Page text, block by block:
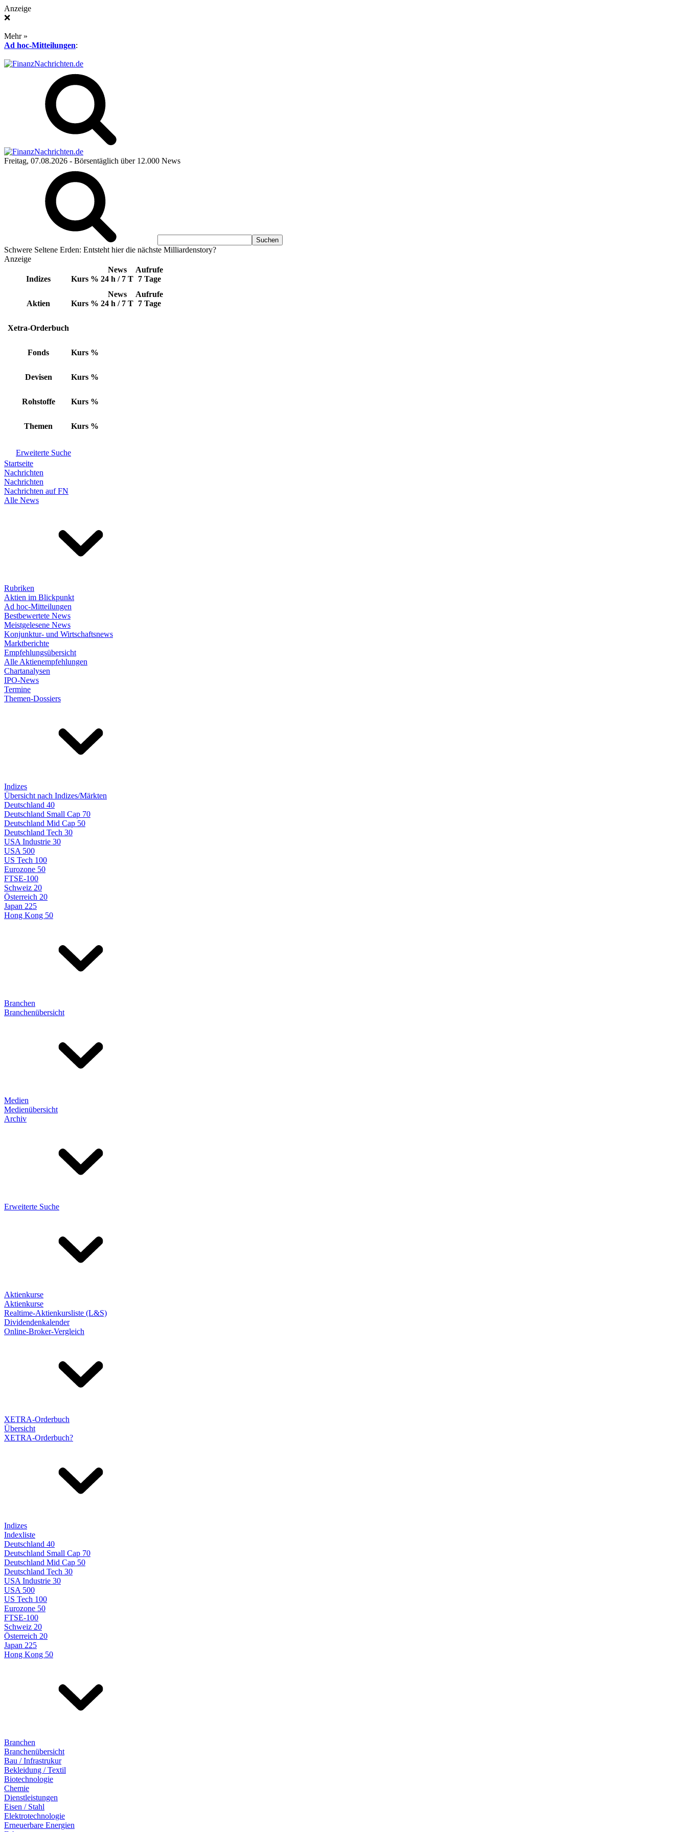
Anzeige
❌
Mehr »
Ad hoc-Mitteilungen:
Freitag, 07.08.2026 - Börsentäglich über 12.000 News
Schwere Seltene Erden: Entsteht hier die nächste Milliardenstory?
Anzeige
Indizes Kurs %
News
24 h / 7 T
Aufrufe
7 Tage
Aktien Kurs %
News
24 h / 7 T
Aufrufe
7 Tage
Xetra-Orderbuch
Fonds Kurs %
Devisen Kurs %
Rohstoffe Kurs %
Themen Kurs %
Erweiterte Suche
Startseite
Nachrichten
Nachrichten
Nachrichten auf FN
Alle News
Rubriken
Aktien im Blickpunkt
Ad hoc-Mitteilungen
Bestbewertete News
Meistgelesene News
Konjunktur- und Wirtschaftsnews
Marktberichte
Empfehlungsübersicht
Alle Aktienempfehlungen
Chartanalysen
IPO-News
Termine
Themen-Dossiers
Indizes
Übersicht nach Indizes/Märkten
Deutschland 40
Deutschland Small Cap 70
Deutschland Mid Cap 50
Deutschland Tech 30
USA Industrie 30
USA 500
US Tech 100
Eurozone 50
FTSE-100
Schweiz 20
Österreich 20
Japan 225
Hong Kong 50
Branchen
Branchenübersicht
Medien
Medienübersicht
Archiv
Erweiterte Suche
Aktienkurse
Aktienkurse
Realtime-Aktienkursliste (L&S)
Dividendenkalender
Online-Broker-Vergleich
XETRA-Orderbuch
Übersicht
XETRA-Orderbuch?
Indizes
Indexliste
Deutschland 40
Deutschland Small Cap 70
Deutschland Mid Cap 50
Deutschland Tech 30
USA Industrie 30
USA 500
US Tech 100
Eurozone 50
FTSE-100
Schweiz 20
Österreich 20
Japan 225
Hong Kong 50
Branchen
Branchenübersicht
Bau / Infrastrukur
Bekleidung / Textil
Biotechnologie
Chemie
Dienstleistungen
Eisen / Stahl
Elektrotechnologie
Erneuerbare Energien